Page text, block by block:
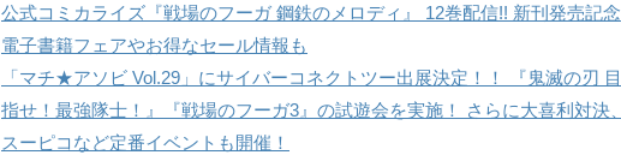
公式コミカライズ『戦場のフーガ 鋼鉄のメロディ』 12巻配信!! 新刊発売記念
電子書籍フェアやお得なセール情報も
「マチ★アソビ Vol.29」にサイバーコネクトツー出展決定！！ 『鬼滅の刃 目
指せ！最強隊士！』『戦場のフーガ3』の試遊会を実施！ さらに大喜利対決、
スーピコなど定番イベントも開催！